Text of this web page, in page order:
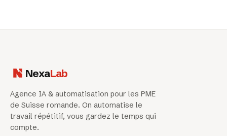
NexaLab
Agence IA & automatisation pour les PME
de Suisse romande. On automatise le
travail répétitif, vous gardez le temps qui
compte.